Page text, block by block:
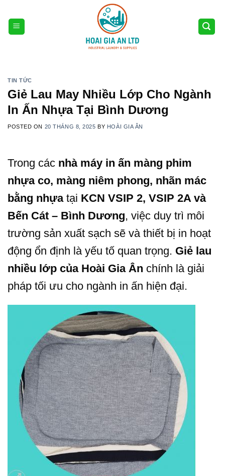
content
TIN TỨC
Giẻ Lau May Nhiều Lớp Cho Ngành
In Ấn Nhựa Tại Bình Dương
POSTED ON 20 THÁNG 8, 2025 BY HOÀI GIA ÂN
Trong các nhà máy in ấn màng phim
nhựa co, màng niêm phong, nhãn mác
bằng nhựatại KCN VSIP 2, VSIP 2A và
Bến Cát – Bình Dương, việc duy trì môi
trường sản xuất sạch sẽ và thiết bị in hoạt
động ổn định là yếu tố quan trọng. Giẻ lau
nhiều lớp của Hoài Gia Ân chính là giải
pháp tối ưu cho ngành in ấn hiện đại.